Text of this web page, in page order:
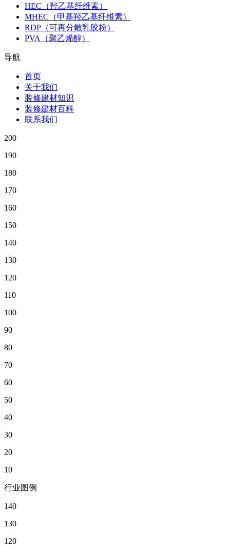
HEC（羟乙基纤维素）
MHEC（甲基羟乙基纤维素）
RDP（可再分散乳胶粉）
PVA（聚乙烯醇）
导航
首页
关于我们
装修建材知识
装修建材百科
联系我们
200
190
180
170
160
150
140
130
120
110
100
90
80
70
60
50
40
30
20
10
行业图例
140
130
120